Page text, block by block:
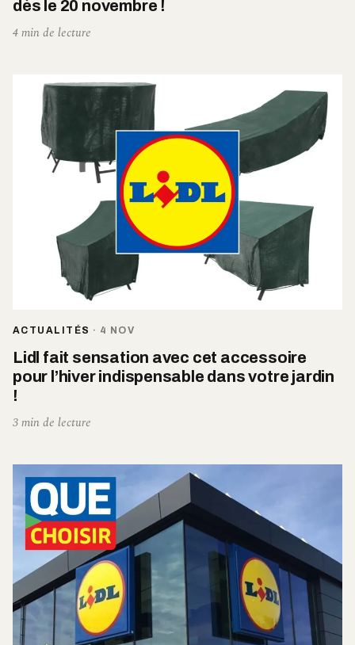
dès le 20 novembre !
4 min de lecture
ACTUALITÉS · 4 NOV
Lidl fait sensation avec cet accessoire
pour l’hiver indispensable dans votre jardin
!
3 min de lecture